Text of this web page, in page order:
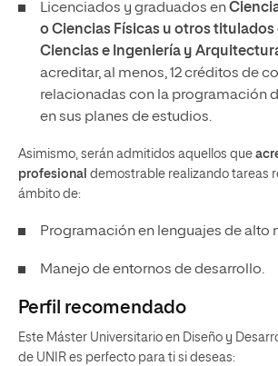
Licenciados y graduados en
o Ciencias Físicas u otros titulados
Ciencias e Ingeniería y
acreditar, al menos, 12 créditos de
relacionadas con la programación
en sus planes de estudios.
Asimismo, serán admitidos aquellos que
profesional demostrable realizando tareas
ámbito de:
Programación en lenguajes de alto
Manejo de entornos de desarrollo.
Perfil recomendado
Este Máster Universitario en Diseño y
de UNIR es perfecto para ti si deseas: